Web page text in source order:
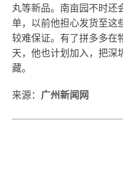
丸等新品。南亩园不时还
单，以前他担心发货至这
较难保证。有了拼多多在
天，他也计划加入，把深
藏。
来源： 广州新闻网